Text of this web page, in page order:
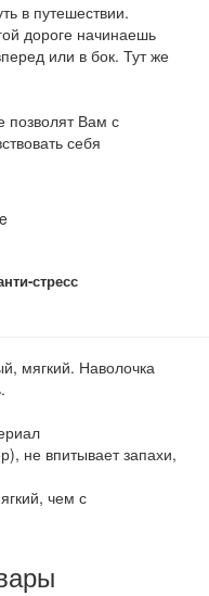
в путешествии.
дороге начинаешь
или в бок. Тут же
Вам с
себя
стресс
мягкий. Наволочка
не впитывает запахи,
чем с